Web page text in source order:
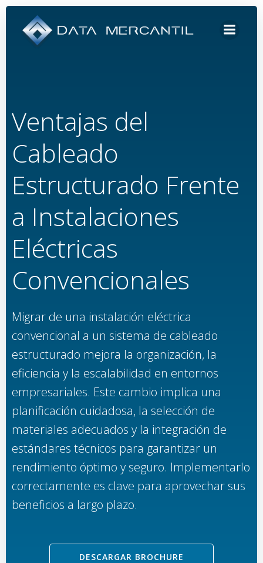
Saltar
contenido
Ventajas del
Cableado
Estructurado Frente
a Instalaciones
Eléctricas
Convencionales
Migrar de una instalación eléctrica
convencional a un sistema de cableado
estructurado mejora la organización, la
eficiencia y la escalabilidad en entornos
empresariales. Este cambio implica una
planificación cuidadosa, la selección de
materiales adecuados y la integración de
estándares técnicos para garantizar un
rendimiento óptimo y seguro. Implementarlo
correctamente es clave para aprovechar sus
beneficios a largo plazo.
DESCARGAR BROCHURE